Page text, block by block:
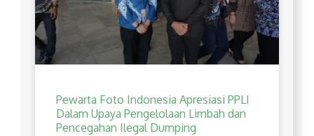
Pewarta Foto Indonesia Apresiasi PPLI
Dalam Upaya Pengelolaan Limbah dan
Pencegahan Ilegal Dumping